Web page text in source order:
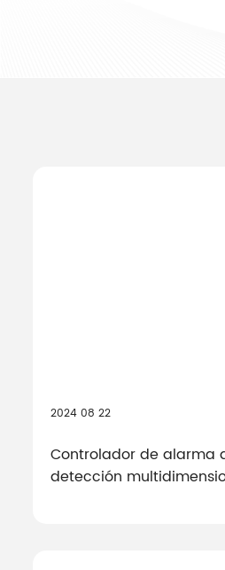
2024 08 22
Controlador de alarma
detección